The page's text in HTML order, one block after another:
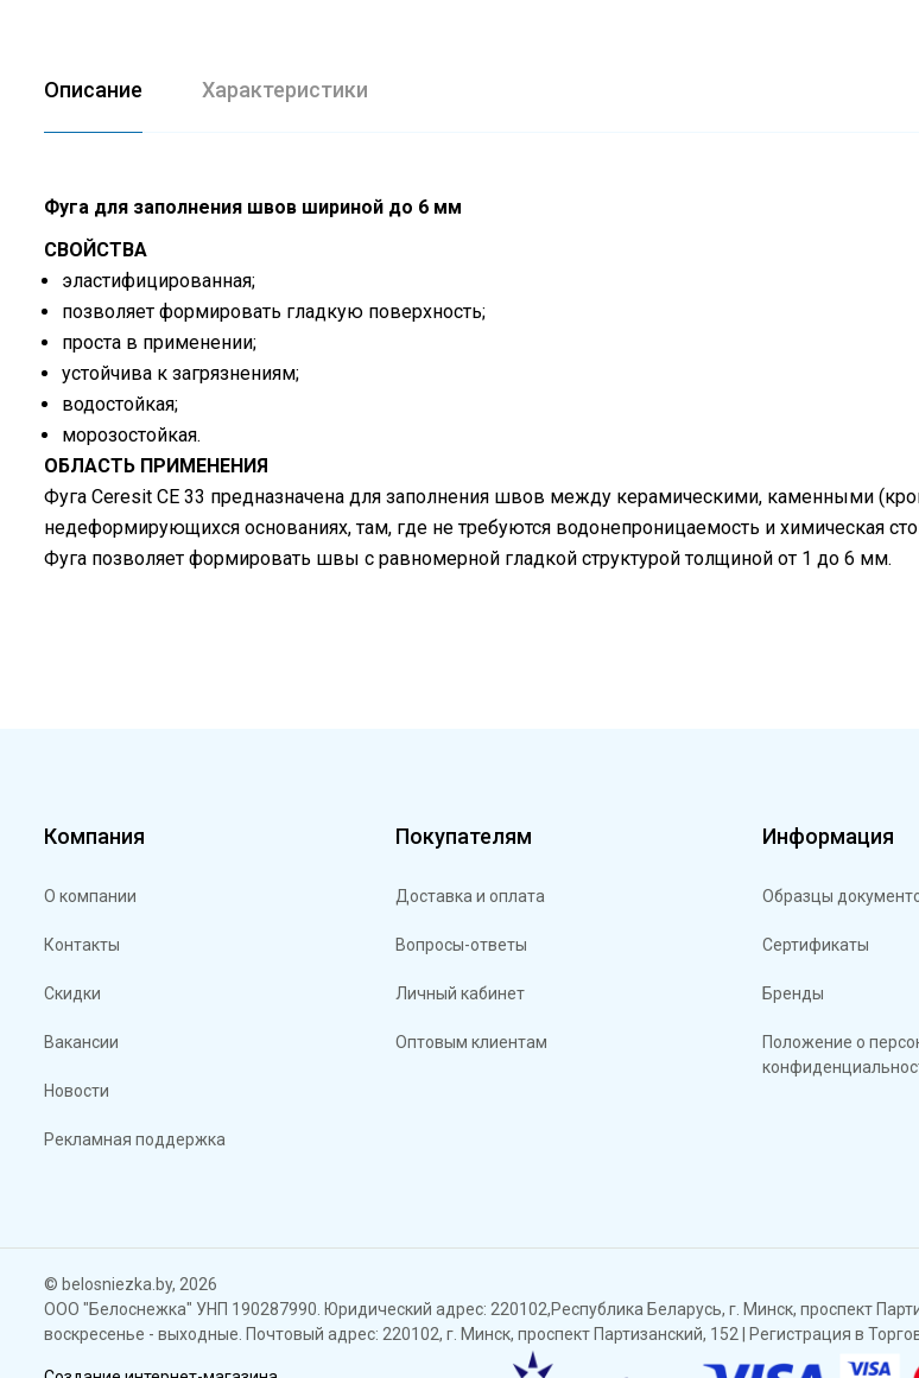
Описание Характеристики
Фуга для заполнения швов шириной до 6 мм
СВОЙСТВА
эластифицированная;
позволяет формировать гладкую поверхность;
проста в применении;
устойчива к загрязнениям;
водостойкая;
морозостойкая.
ОБЛАСТЬ ПРИМЕНЕНИЯ
Фуга Ceresit CE 33 предназначена для заполнения швов между керамическими, каменными
недеформирующихся основаниях, там, где не требуются водонепроницаемость и химическая
Фуга позволяет формировать швы с равномерной гладкой структурой толщиной от 1 до 6 мм.
Компания
О компании
Контакты
Скидки
Вакансии
Новости
Рекламная поддержка
Покупателям
Доставка и оплата
Вопросы-ответы
Личный кабинет
Оптовым клиентам
Информация
Образцы
Сертификаты
Бренды
Положение о
© belosniezka.by, 2026
ООО "Белоснежка" УНП 190287990. Юридический адрес: 220102,Республика Беларусь, г. Минск, проспект
воскресенье - выходные. Почтовый адрес: 220102, г. Минск, проспект Партизанский, 152 | Регистрация в